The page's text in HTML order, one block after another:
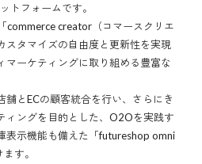
トフォームです。
commerce creator（コマースクリエ
スタマイズの自由度と更新性を実現
マーケティングに取り組める豊富な
舗とECの顧客統合を行い、さらにき
ィングを目的とした、O2Oを実践す
表示機能も備えた「futureshop omni
す。